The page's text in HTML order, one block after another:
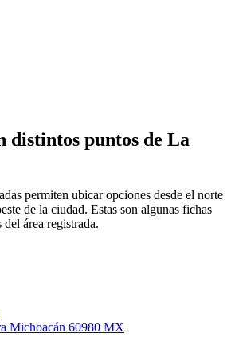
distintos puntos de La
permiten ubicar opciones desde el norte
de la ciudad. Estas son algunas fichas
área registrada.
Michoacán 60980 MX